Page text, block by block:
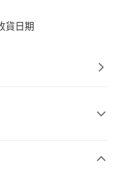
貨日期